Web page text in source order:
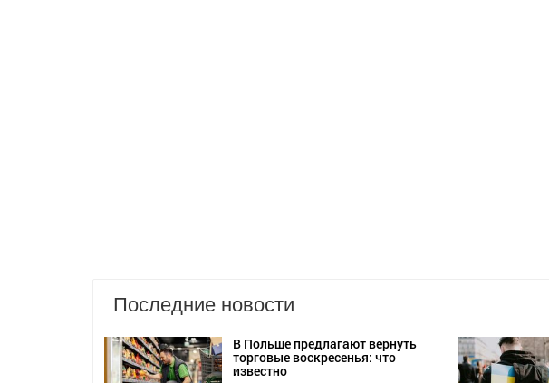
Последние новости
В Польше предлагают вернуть
торговые воскресенья: что
известно